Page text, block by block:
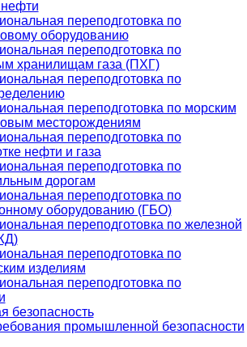
нефти
переподготовка по
оборудованию
переподготовка по
хранилищам газа (ПХГ)
переподготовка по
переподготовка по морским
месторождениям
переподготовка по
нефти и газа
переподготовка по
дорогам
переподготовка по
оборудованию (ГБО)
переподготовка по железной
переподготовка по
изделиям
переподготовка по
безопасность
промышленной безопасности